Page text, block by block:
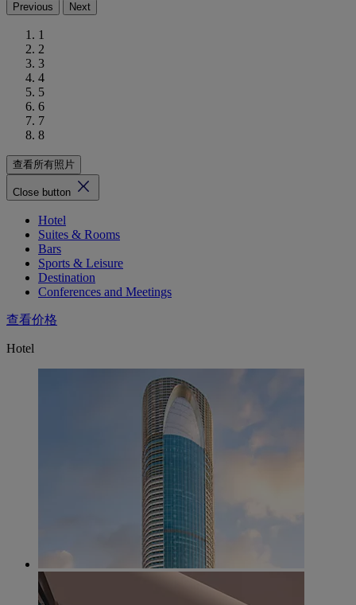
Previous Next
1
2
3
4
5
6
7
8
查看所有照片
Close button
Hotel
Suites & Rooms
Bars
Sports & Leisure
Destination
Conferences and Meetings
查看价格
Hotel